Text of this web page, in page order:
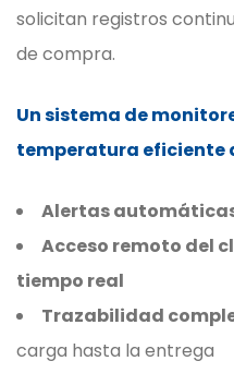
solicitan registros
de compra.
Un sistema de
temperatura eficiente
Alertas
Acceso remoto del
tiempo real
Trazabilidad
carga hasta la entrega